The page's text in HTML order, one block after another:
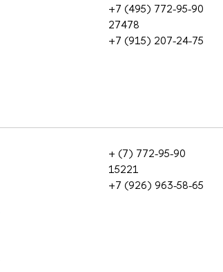
+7 (495) 772-95-90
27478
+7 (915) 207-24-75
+ (7) 772-95-90
15221
+7 (926) 963-58-65